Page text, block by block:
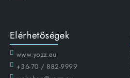
Elérhetőségek
www.yozz.eu
+36-70 / 882-9999